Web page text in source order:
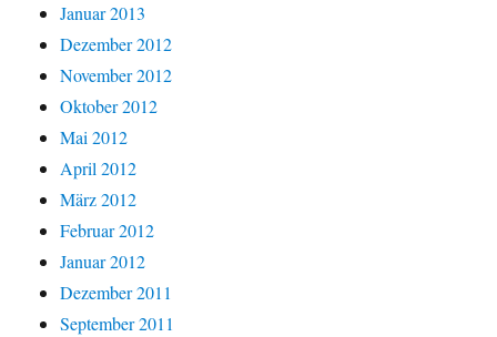
Januar 2013
Dezember 2012
November 2012
Oktober 2012
Mai 2012
April 2012
März 2012
Februar 2012
Januar 2012
Dezember 2011
September 2011